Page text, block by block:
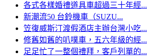
各式各樣婚禮道具車超過三十年經...
新潮流50 台鈴機車（SUZU...
笠復威斯汀渡假酒店主辦台灣小吃...
修舊如舊的叭噗車，五六年級的經...
足足忙了一整個禮拜，客戶列單的...